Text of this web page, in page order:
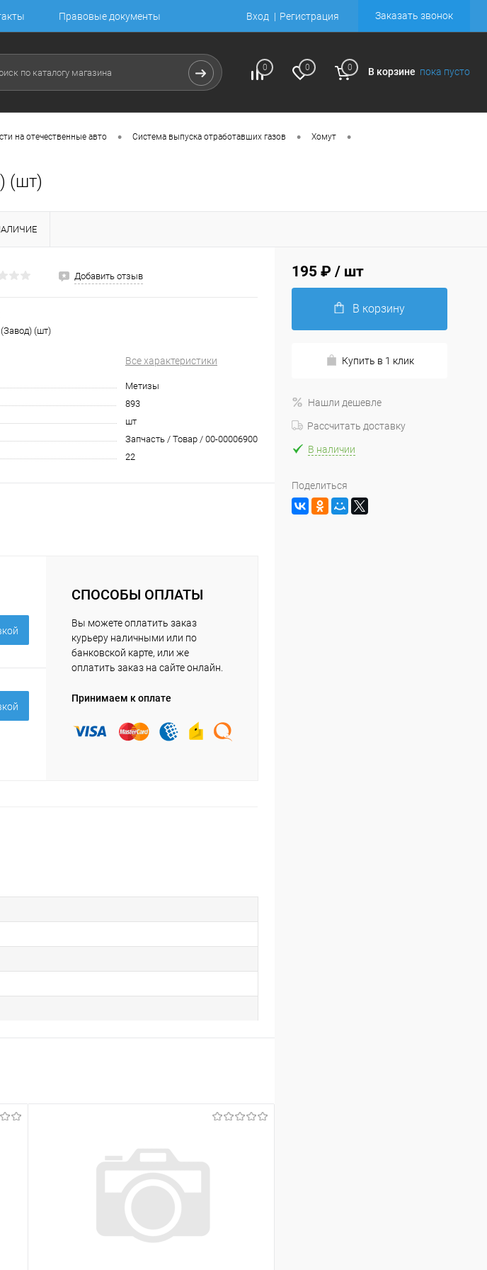
Правовые документы Вход Регистрация Заказать звонок
0 0 0 В корзине пока пусто
на отечественные авто • Система выпуска отработавших газов • Хомут •
(шт)
Добавить отзыв
(шт)
Все характеристики
Метизы
893
шт
Запчасть / Товар / 00-00006900
22
СПОСОБЫ ОПЛАТЫ
Вы можете оплатить заказ
курьеру наличными или по
банковской карте, или же
оплатить заказ на сайте онлайн.
Принимаем к оплате
195 ₽ / шт
В корзину
Купить в 1 клик
Нашли дешевле
Рассчитать доставку
В наличии
Поделиться